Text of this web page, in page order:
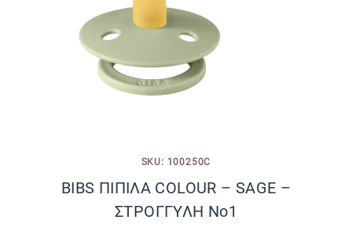
SKU: 100250C
BIBS ΠΙΠΙΛΑ COLOUR – SAGE –
ΣΤΡΟΓΓΥΛΗ No1